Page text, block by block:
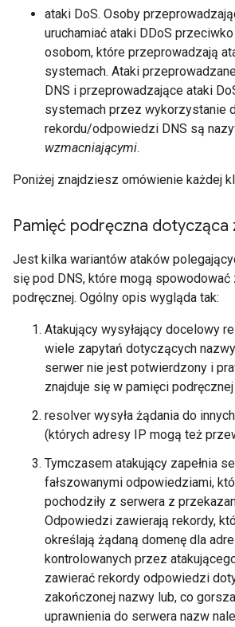
ataki DoS. Osoby
uruchamiać ataki DDoS
osobom, które przeprowadzają
systemach. Ataki
DNS i przeprowadzające ataki
systemach przez wykorzystanie
rekordu/odpowiedzi DNS są
wzmacniającymi.
Poniżej znajdziesz omówienie każdej
Pamięć podręczna dotycząca
Jest kilka wariantów ataków
się pod DNS, które mogą spowodować
podręcznej. Ogólny opis wygląda tak:
Atakujący wysyłający docelowy
wiele zapytań dotyczących
serwer nie jest potwierdzony i
znajduje się w pamięci
resolver wysyła żądania do
(których adresy IP mogą też
Tymczasem atakujący zapełnia
fałszowanymi odpowiedziami,
pochodziły z serwera z
Odpowiedzi zawierają rekordy,
określają żądaną domenę dla
kontrolowanych przez
zawierać rekordy odpowiedzi
zakończonej nazwy lub, co
uprawnienia do serwera nazw